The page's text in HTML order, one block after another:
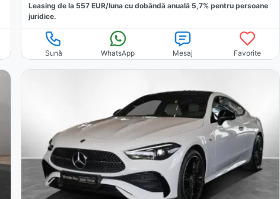
Leasing de la 557EUR/lunacu dobăndă anuală 5,7% pentru persoane
juridice.
Sună WhatsApp Mesaj Favorite